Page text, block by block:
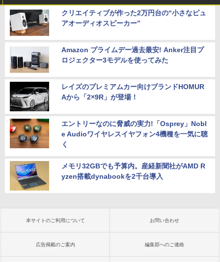
クリエイティブが作った2万円台の“小さなピュ
アオーディオスピーカー”
Amazon プライムデー過去最安! Anker注目プ
ロジェクター3モデルを使ってみた
レイズのプレミアムカー向けブランドHOMUR
Aから「2×9R」が登場！
エントリーなのに脅威の実力!「Osprey」Nobl
e Audioワイヤレスイヤフォン4機種を一気に聴
く
メモリ32GBでも予算内。産経新聞社がAMD R
yzen搭載dynabookを2千台導入
本サイトのご利用について お問い合わせ
広告掲載のご案内 編集部へのご連絡